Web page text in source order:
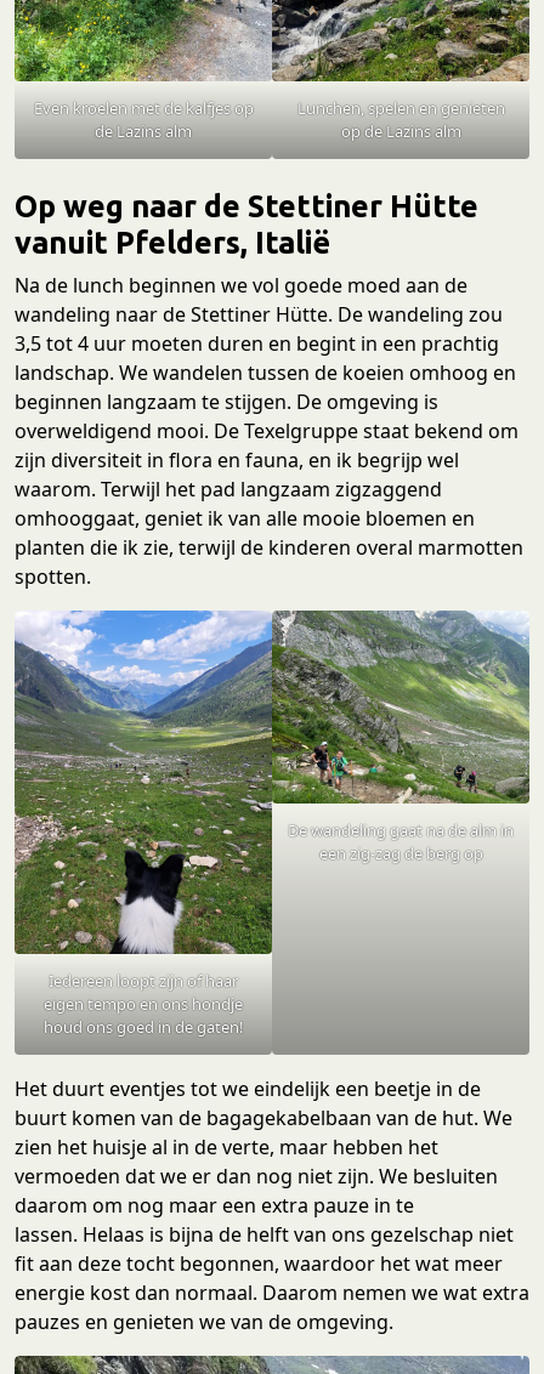
Even kroelen met de kalfjes op
de Lazins alm
Lunchen, spelen en genieten
op de Lazins alm
Op weg naar de Stettiner Hütte
vanuit Pfelders, Italië
Na de lunch beginnen we vol goede moed aan de
wandeling naar de Stettiner Hütte. De wandeling zou
3,5 tot 4 uur moeten duren en begint in een prachtig
landschap. We wandelen tussen de koeien omhoog en
beginnen langzaam te stijgen. De omgeving is
overweldigend mooi. De Texelgruppe staat bekend om
zijn diversiteit in flora en fauna, en ik begrijp wel
waarom. Terwijl het pad langzaam zigzaggend
omhooggaat, geniet ik van alle mooie bloemen en
planten die ik zie, terwijl de kinderen overal marmotten
spotten.
Iedereen loopt zijn of haar
eigen tempo en ons hondje
houd ons goed in de gaten!
De wandeling gaat na de alm in
een zig-zag de berg op
Het duurt eventjes tot we eindelijk een beetje in de
buurt komen van de bagagekabelbaan van de hut. We
zien het huisje al in de verte, maar hebben het
vermoeden dat we er dan nog niet zijn. We besluiten
daarom om nog maar een extra pauze in te
lassen. Helaas is bijna de helft van ons gezelschap niet
fit aan deze tocht begonnen, waardoor het wat meer
energie kost dan normaal. Daarom nemen we wat extra
pauzes en genieten we van de omgeving.